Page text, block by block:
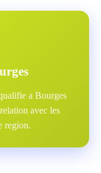
a Bourges
avec les
region.